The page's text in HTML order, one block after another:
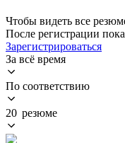
Чтобы видеть все
После регистрации
Зарегистрироваться
За всё время
По соответствию
20 резюме